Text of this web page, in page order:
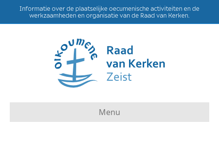
Informatie over de plaatselijke oecumenische activiteiten en de
werkzaamheden en organisatie van de Raad van Kerken.
Menu